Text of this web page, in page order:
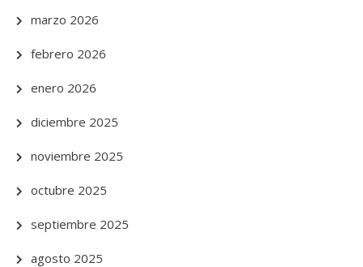
marzo 2026
febrero 2026
enero 2026
diciembre 2025
noviembre 2025
octubre 2025
septiembre 2025
agosto 2025